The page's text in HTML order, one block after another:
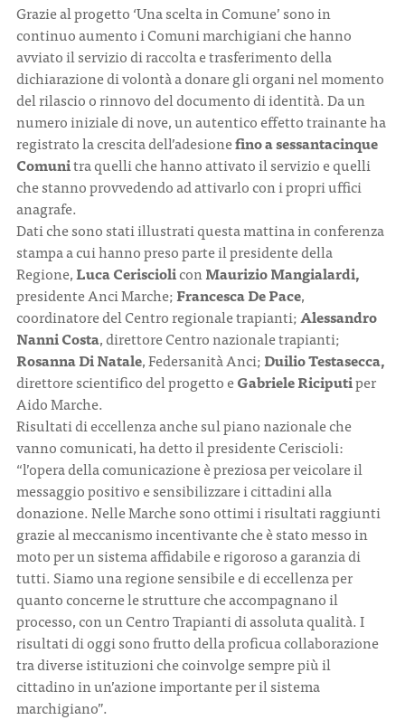
Grazie al progetto ‘Una scelta in Comune’ sono in
continuo aumento i Comuni marchigiani che hanno
avviato il servizio di raccolta e trasferimento della
dichiarazione di volontà a donare gli organi nel momento
del rilascio o rinnovo del documento di identità. Da un
numero iniziale di nove, un autentico effetto trainante ha
registrato la crescita dell’adesionefino a sessantacinque
Comunitra quelli che hanno attivato il servizio e quelli
che stanno provvedendo ad attivarlo con i propri uffici
anagrafe.
Dati che sono stati illustrati questa mattina in conferenza
stampa a cui hanno preso parte il presidente della
Regione,Luca CeriscioliconMaurizio Mangialardi,
presidente Anci Marche;Francesca De Pace,
coordinatore del Centro regionale trapianti;Alessandro
Nanni Costa, direttore Centro nazionale trapianti;
Rosanna Di Natale, Federsanità Anci;Duilio Testasecca,
direttore scientifico del progetto eGabriele Riciputiper
Aido Marche.
Risultati di eccellenza anche sul piano nazionale che
vanno comunicati, ha detto il presidente Ceriscioli:
“l’opera della comunicazione è preziosa per veicolare il
messaggio positivo e sensibilizzare i cittadini alla
donazione. Nelle Marche sono ottimi i risultati raggiunti
grazie al meccanismo incentivante che è stato messo in
moto per un sistema affidabile e rigoroso a garanzia di
tutti. Siamo una regione sensibile e di eccellenza per
quanto concerne le strutture che accompagnano il
processo, con un Centro Trapianti di assoluta qualità. I
risultati di oggi sono frutto della proficua collaborazione
tra diverse istituzioni che coinvolge sempre più il
cittadino in un’azione importante per il sistema
marchigiano”.